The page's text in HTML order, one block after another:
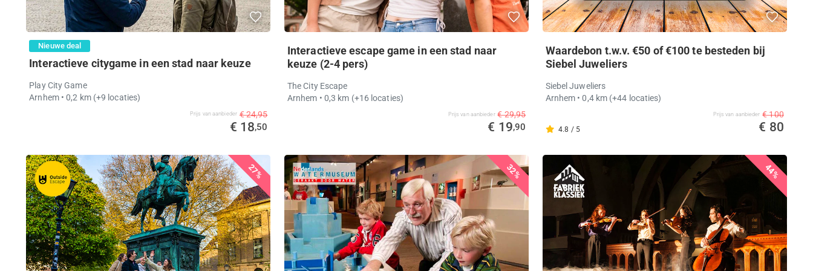
Nieuwe deal
Interactieve citygame in een stad naar keuze
Play City Game
Arnhem • 0,2 km(+9 locaties)
Prijs van aanbieder € 24,95
€ 18,50
Interactieve escape game in een stad naar
keuze (2-4 pers)
The City Escape
Arnhem • 0,3 km (+16 locaties)
Prijs van aanbieder € 29,95
€ 19,90
Waardebon t.w.v. €50 of €100 te besteden bij
Siebel Juweliers
Siebel Juweliers
Arnhem • 0,4 km (+44 locaties)
4.8 / 5
Prijs van aanbieder € 100
€ 80
27% 32% 44%